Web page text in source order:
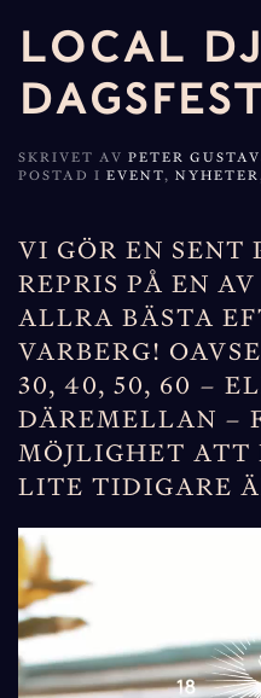
LOCAL
SKRIVET AV PETER
POSTAD I EVENT, NYHETER
VI GÖR EN SENT
REPRIS PÅ EN
ALLRA BÄSTA
VARBERG!
30, 40, 50, 60 –
DÄREMELLAN –
MÖJLIGHET ATT
LITE TIDIGARE
Videospelare